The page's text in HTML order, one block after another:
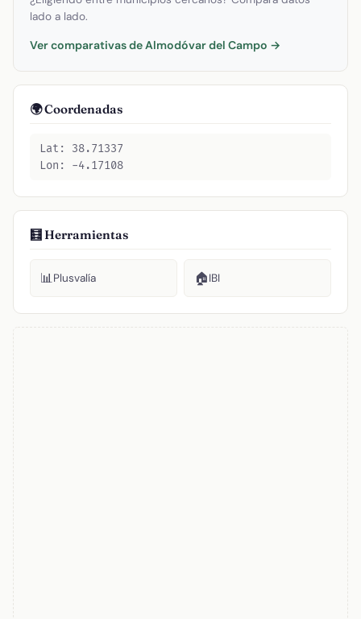
lado a lado.
Ver comparativas de Almodóvar del Campo →
🌍 Coordenadas
Lat: 38.71337
Lon: -4.17108
🧮 Herramientas
📊Plusvalía 🏠IBI